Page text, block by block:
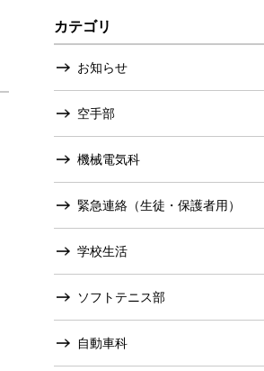
カテゴリ
お知らせ
空手部
機械電気科
緊急連絡（生徒・保護者用）
学校生活
ソフトテニス部
自動車科